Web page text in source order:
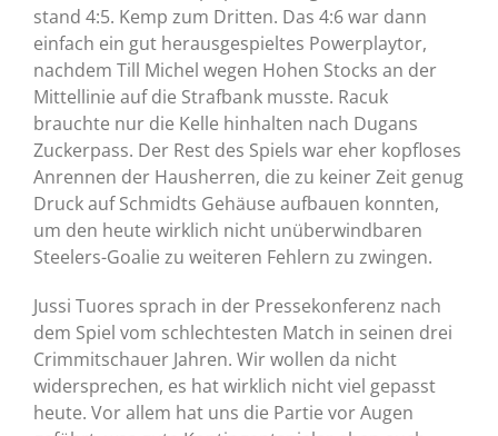
stand 4:5. Kemp zum Dritten. Das 4:6 war dann
einfach ein gut herausgespieltes Powerplaytor,
nachdem Till Michel wegen Hohen Stocks an der
Mittellinie auf die Strafbank musste. Racuk
brauchte nur die Kelle hinhalten nach Dugans
Zuckerpass. Der Rest des Spiels war eher kopfloses
Anrennen der Hausherren, die zu keiner Zeit genug
Druck auf Schmidts Gehäuse aufbauen konnten,
um den heute wirklich nicht unüberwindbaren
Steelers-Goalie zu weiteren Fehlern zu zwingen.
Jussi Tuores sprach in der Pressekonferenz nach
dem Spiel vom schlechtesten Match in seinen drei
Crimmitschauer Jahren. Wir wollen da nicht
widersprechen, es hat wirklich nicht viel gepasst
heute. Vor allem hat uns die Partie vor Augen